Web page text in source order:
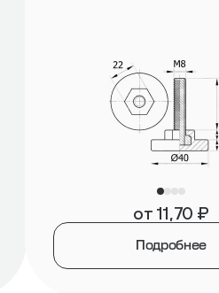
от 11,70 ₽
Подробнее